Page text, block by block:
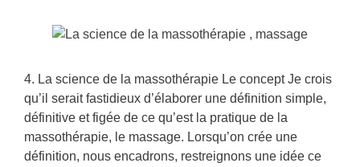
4. La science de la massothérapie Le concept Je crois
qu’il serait fastidieux d’élaborer une définition simple,
définitive et figée de ce qu’est la pratique de la
massothérapie, le massage. Lorsqu’on crée une
définition, nous encadrons, restreignons une idée ce